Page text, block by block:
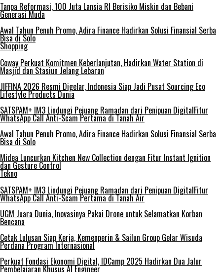
Tanpa Reformasi, 100 Juta Lansia RI Berisiko Miskin dan Bebani
Generasi Muda
Awal Tahun Penuh Promo, Adira Finance Hadirkan Solusi Finansial Serba
Bisa di Solo
Shopping
Coway Perkuat Komitmen Keberlanjutan, Hadirkan Water Station di
Masjid dan Stasiun Jelang Lebaran
JIFFINA 2026 Resmi Digelar, Indonesia Siap Jadi Pusat Sourcing Eco
Lifestyle Products Dunia
SATSPAM+ IM3 Lindungi Pejuang Ramadan dari Penipuan DigitalFitur
WhatsApp Call Anti-Scam Pertama di Tanah Air
Awal Tahun Penuh Promo, Adira Finance Hadirkan Solusi Finansial Serba
Bisa di Solo
Midea Luncurkan Kitchen New Collection dengan Fitur Instant Ignition
dan Gesture Control
Tekno
SATSPAM+ IM3 Lindungi Pejuang Ramadan dari Penipuan DigitalFitur
WhatsApp Call Anti-Scam Pertama di Tanah Air
UGM Juara Dunia, Inovasinya Pakai Drone untuk Selamatkan Korban
Bencana
Cetak Lulusan Siap Kerja, Kemenperin & Sailun Group Gelar Wisuda
Perdana Program Internasional
Perkuat Fondasi Ekonomi Digital, IDCamp 2025 Hadirkan Dua Jalur
Pembelajaran Khusus AI Engineer